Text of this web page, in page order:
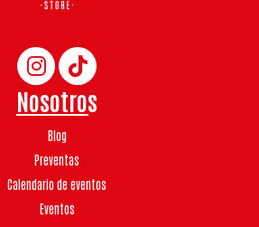
Nosotros
Blog
Preventas
Calendario de eventos
Eventos